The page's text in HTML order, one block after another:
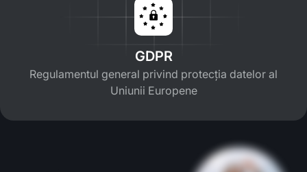
GDPR
Regulamentul general privind protecția datelor al
Uniunii Europene